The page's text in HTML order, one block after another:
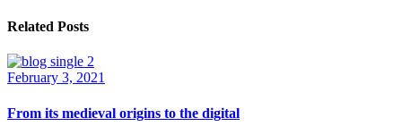
Related Posts
February 3, 2021
From its medieval origins to the digital